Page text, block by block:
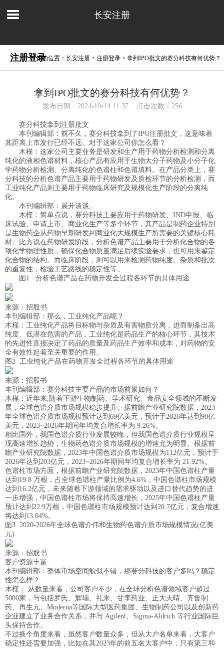
长安注册
注册登录你的位置： 长安注册 > 注册登录 > 拿到IPO批文的赛分科技有何优势？
拿到IPO批文的赛分科技有何优势？
发布日期：2024-10-14 11:37 点击次数：256
赛分科技拿到注册批文
本刊编辑部：前不久，赛分科技拿到了IPO注册批文，这意味着
其距离上市发行已经不远。对于这家公司你怎么看？
木槿：这家公司主要业务是研发和生产用于药物分析检测和分离
纯化的液相色谱材料，核心产品有应用于生物大分子药物及小分子化
学药物分析检测、分离纯化的色谱柱和色谱填料。在产品分类上，赛
分科技的分析色谱产品主要用于药物研发及质检环节的分析检测，而
工业纯化产品则主要用于药物临床研究及规模化生产阶段的分离纯
化。
本刊编辑部：展开谈谈。
木槿：简单点说，赛分科技主要应用于药物研发、IND申报、临
床试验、申请上市、商业化生产等多个环节，其产品是制药企业特别
是生物药企从药物早期研发到商业化大规模生产所需要的关键核心耗
材。比方说在药物研发阶段，分析色谱产品主要用于分析化合物的各
项化学物理性质，确保化合物质量满足后续实验要求，也可用来鉴定
化合物的结构。而临床阶段，则可以用来检测药物纯度、杂质和批次
的重复性，检验工艺路线的稳定性等。
图1 分析色谱产品在药物开发全过程各环节的具体用途
来源：招股书
本刊编辑部：那么，工业纯化产品呢？
木槿：工业纯化产品将目标物与杂质及有害物质分离，进而制备出高
纯度、低潜在危害的产品，工业纯化是药品生产的核心环节，其技术
的先进性直接决定了药品的质量及药品生产效率和成本，对药物的安
全有效性起着至关重要的作用。
图2 工业纯化产品在药物开发全过程各环节的具体用途
来源：招股书
本刊编辑部：赛分科技主要产品的市场前景如何？
木槿：近年来,随着下游生物制药、学术研究、食品安全领域的不断发
展，全球色谱介质市场规模稳步提升。据前瞻产业研究院数据，2023
年全球色谱介质市场规模预计达到69亿美元，预计于2026年达到90亿
美元，2023~2026年期间年均复合增长率为 9.26%。
相比国外，我国色谱介质行业发展较晚，但我国色谱介质行业规模呈
现高速增长趋势，生物药色谱介质市场规模的增速尤为明显。根据前
瞻产业研究院数据，2023年中国色谱介质市场规模为112亿元，预计于
2026年达到203亿元，2023~2026年期间年均复合增长率为 21.92%。
色谱柱市场方面，根据前瞻产业研究院数据，2023年中国色谱柱产量
达到19.8 万根，占全球色谱柱产量比例为4.6%，中国色谱柱市场规模
达到16.2亿元，未来随着下游领域的需求驱动以及进口替代趋势的进
一步增强，中国色谱柱市场将保持高速增长，2025年中国色谱柱产量
预计达到22.9万根，中国色谱柱市场规模预计达到20.7亿元，复合增速
将达到13.04%。
图3 2020-2026年全球色谱介伟和生物药色谱介质市场规模情况(亿美
元)
来源：招股书
客户资源丰富
本刊编辑部：整体市场空间貌似不错，那赛分科技的客户多吗？稳定
性怎么样？
木槿： 从数量来看，公司客户不少，在全球分析色谱领域客户超过
5000家，与包括罗氏、辉瑞、礼来、甘李药业、正大天晴、齐鲁制
药、再生元、Moderna等国际大型医药集团、生物制药公司以及创新药
企业建立了业务合作关系，并与 Agilent、Sigma-Aldrich 等行业国际巨
头保持合作。
不过换个角度来看，虽然客户数量众多，但从大户名单来看，大客户
稳定性还需要加强，比如在其2023年的前五名大客户中，只有第三和